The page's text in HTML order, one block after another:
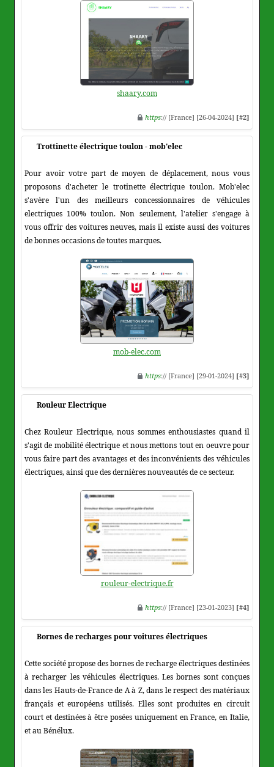
shaary.com
https:// [France] [26-04-2024] [#2]
Trottinette électrique toulon - mob'elec
Pour avoir votre part de moyen de déplacement, nous vous
proposons d'acheter le trotinette électrique toulon. Mob'elec
s'avère l'un des meilleurs concessionnaires de véhicules
electriques 100% toulon. Non seulement, l'atelier s'engage à
vous offrir des voitures neuves, mais il existe aussi des voitures
de bonnes occasions de toutes marques.
mob-elec.com
https:// [France] [29-01-2024] [#3]
Rouleur Electrique
Chez Rouleur Electrique, nous sommes enthousiastes quand il
s'agit de mobilité électrique et nous mettons tout en oeuvre pour
vous faire part des avantages et des inconvénients des véhicules
électriques, ainsi que des dernières nouveautés de ce secteur.
rouleur-electrique.fr
https:// [France] [23-01-2023] [#4]
Bornes de recharges pour voitures électriques
Cette société propose des bornes de recharge électriques destinées
à recharger les véhicules électriques. Les bornes sont conçues
dans les Hauts-de-France de A à Z, dans le respect des matériaux
français et européens utilisés. Elles sont produites en circuit
court et destinées à être posées uniquement en France, en Italie,
et au Bénélux.